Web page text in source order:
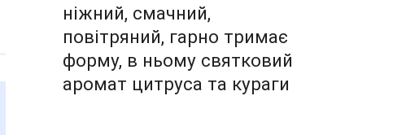
ніжний, смачний,
повітряний, гарно тримає
форму, в ньому святковий
аромат цитруса та кураги